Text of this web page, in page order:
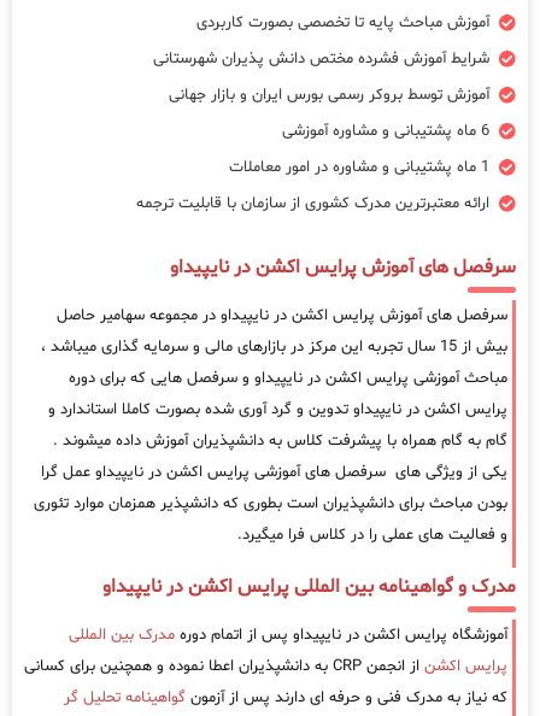
آموزش مباحث پایه تا تخصصی بصورت کاربردی
شرایط آموزش فشرده مختص دانش پذیران شهرستانی
آموزش توسط بروکر رسمی بورس ایران و بازار جهانی
6 ماه پشتیبانی و مشاوره آموزشی
1 ماه پشتیبانی و مشاوره در امور معاملات
ارائه معتبرترین مدرک کشوری از سازمان با قابلیت ترجمه
سرفصل های آموزش پرایس اکشن در نایپیداو
سرفصل های آموزش پرایس اکشن در نایپیداو در مجموعه سهامیر حاصل
بیش از 15 سال تجربه این مرکز در بازارهای مالی و سرمایه گذاری میباشد ،
مباحث آموزشی پرایس اکشن در نایپیداو و سرفصل هایی که برای دوره
پرایس اکشن در نایپیداو تدوین و گرد آوری شده بصورت کاملا استاندارد و
گام به گام همراه با پیشرفت کلاس به دانشپذیران آموزش داده میشوند .
یکی از ویژگی های سرفصل های آموزشی پرایس اکشن در نایپیداو عمل گرا
بودن مباحث برای دانشپذیران است بطوری که دانشپذیر همزمان موارد تئوری
و فعالیت های عملی را در کلاس فرا میگیرد.
مدرک و گواهینامه بین المللی پرایس اکشن در نایپیداو
آموزشگاه پرایس اکشن در نایپیداو پس از اتمام دوره مدرک بین المللی
پرایس اکشن
از انجمن CRP به دانشپذیران اعطا نموده و همچنین برای کسانی
که نیاز به مدرک فنی و حرفه ای دارند پس از آزمون گواهینامه تحلیل گر